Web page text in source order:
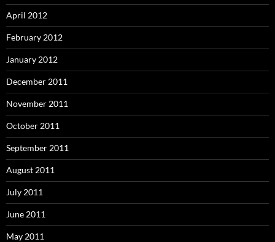
April 2012
February 2012
January 2012
December 2011
November 2011
October 2011
September 2011
August 2011
July 2011
June 2011
May 2011